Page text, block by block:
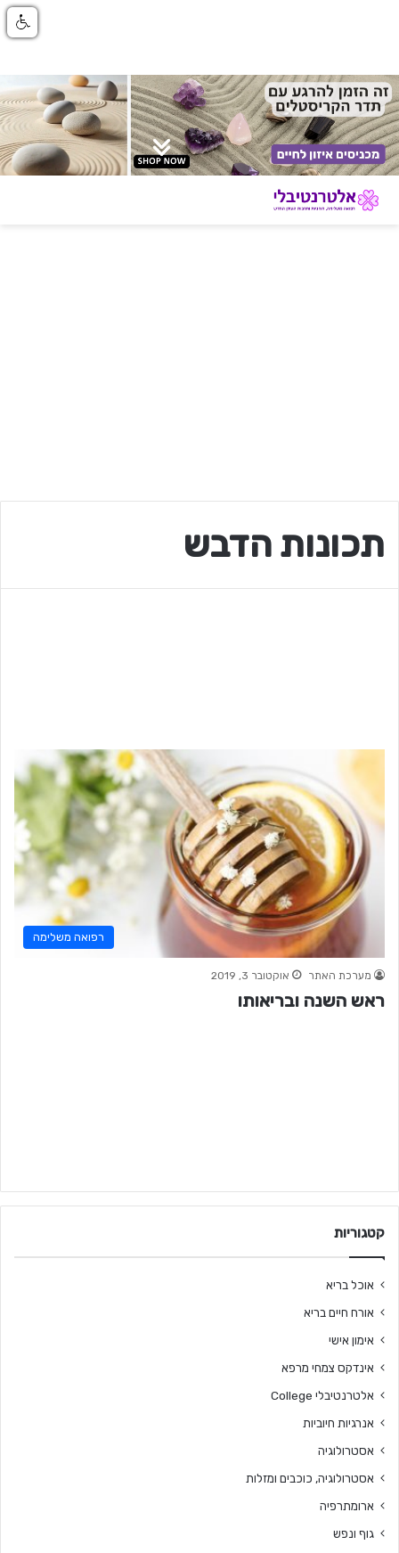
תכונות הדבש
רפואה משלימה
מערכת האתר אוקטובר 3, 2019
ראש השנה ובריאותו
קטגוריות
אוכל בריא
אורח חיים בריא
אימון אישי
אינדקס צמחי מרפא
אלטרנטיבלי College
אנרגיות חיוביות
אסטרולוגיה
אסטרולוגיה, כוכבים ומזלות
ארומתרפיה
גוף ונפש